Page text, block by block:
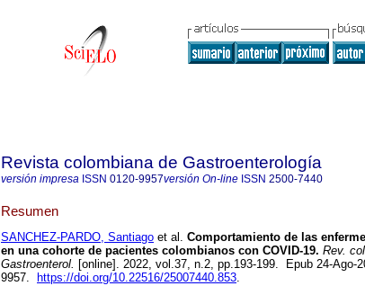
Revista colombiana de Gastroenterología
versión impresa ISSN 0120-9957versión On-line ISSN 2500-7440
Resumen
SANCHEZ-PARDO, Santiago et al. Comportamiento de las
en una cohorte de pacientes colombianos con COVID-19. Rev.
Gastroenterol. [online]. 2022, vol.37, n.2, pp.193-199. Epub 24-Ago-
9957.
https://doi.org/10.22516/25007440.853.